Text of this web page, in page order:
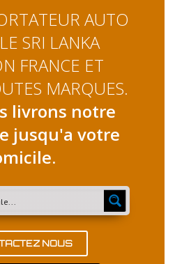
AUTO
SRI LANKA
FRANCE ET
MARQUES.
livrons notre
jusqu'a votre
NOUS